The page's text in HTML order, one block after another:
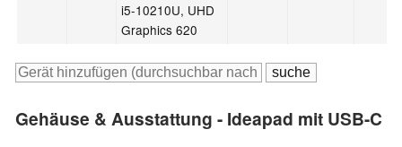
i5-10210U, UHD
Graphics 620
Gehäuse & Ausstattung - Ideapad mit USB-C